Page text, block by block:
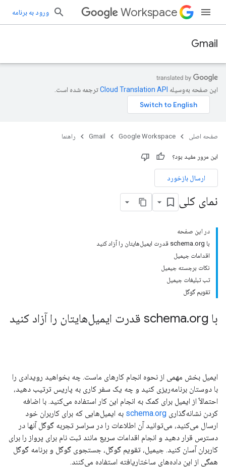
Workspace ورود به برنامه
Gmail
این صفحه به‌وسیله ترجمه شده است.
صفحه اصلی Google Workspace
Gmail راهنما
این مرور مفید بود؟
ارسال بازخورد
نمای کلی
در این صفحه
با schema.org قدرت ایمیل‌هایتان را آزاد کنید
اقدامات جیمیل
نکات برجسته جیمیل
تب تبلیغات جیمیل
تقویم گوگل
با schema .org قدرت ایمیل‌هایتان را آزاد کنید
ایمیل بخش مهمی از نحوه انجام کارهای ماست. چه بخواهید رویدادی را
با دوستان برنامه‌ریزی کنید و چه یک سفر کاری به پاریس ترتیب دهید،
احتمالاً از ایمیل برای کمک به انجام این کار استفاده می‌کنید. با اضافه
کردن نشانه‌گذاری schema.org به ایمیل‌هایی که برای کاربران خود
ارسال می‌کنید، می‌توانید آن اطلاعات را در سراسر تجربه گوگل آنها در
دسترس قرار دهید و انجام اقدامات سریع مانند ثبت نام برای پرواز را برای
کاربران آسان کنید. جیمیل، تقویم گوگل، جستجوی گوگل و برنامه گوگل
همگی از این داده‌های ساختاریافته استفاده می‌کنند.